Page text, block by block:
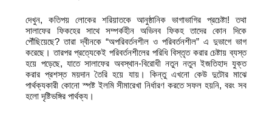
দেখুন, কতিপয় লোকের শরিয়াতকে আনুষ্ঠানিক ভাগাভাগির প্রচেষ্টা! তথা
সালাফের ফিকহের সাথে সম্পর্কহীন অভিনব ফিকহ তাদের কোন দিকে
পৌঁছিয়েছে? তারা দ্বীনকে “অপরিবর্তনশীল ও পরিবর্তনশীল” এ দুভাগে ভাগ
করেছে। তারপর প্রত্যেকেই পরিবর্তনশীলের পরিধি বিস্তৃত করার চেষ্টায় ব্যস্ত
হয়ে পড়েছে, যাতে সালাফের অবস্থান-বিরোধী নতুন নতুন ইজতিহাদ যুক্ত
করার প্রশস্ত ময়দান তৈরি হয়ে যায়। কিন্তু এখনো কেউ দুটোর মাঝে
পার্থক্যকারী কোনো স্পষ্ট ইলমি সীমারেখা নির্ধারণ করতে সফল হয়নি, বরং সব
হলো দৃষ্টিভঙ্গির পার্থক্য।